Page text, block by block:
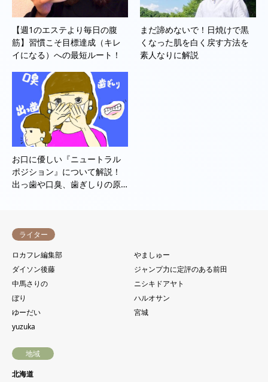
【週1のエステより毎日の腹
筋】習慣こそ目標達成（キレ
イになる）への最短ルート！
まだ諦めないで！日焼けで黒
くなった肌を白く戻す方法を
素人なりに解説
お口に優しい『ニュートラル
ポジション』について解説！
出っ歯や口臭、歯ぎしりの原…
ライター
ロカフレ編集部
やましゅー
ダイソン後藤
ジャンプ力に定評のある前田
中馬さりの
ニシキドアヤト
ぼり
ハルオサン
ゆーだい
宮城
yuzuka
地域
北海道